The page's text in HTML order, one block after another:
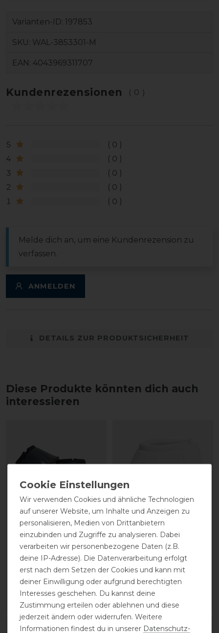
Varianten-ID: 197853
SKU: WAL-3853301-M
EAN: 4043969311707
Kundenrezensionen (0)
5
0
4
0
3
0
2
0
1
0
Melde dich an, um eine Kundenrezension zu
verfassen.
ANMELDEN
DETAILS ZUR PRODUKTSICHERHEIT
Diese Produkte könnten dich auch
interessieren
Back on Track
Hufglocken
44,90 € *
Paar
ARTIKEL MERKEN
Euroriding Hufglocken
Neopren mit Klett
11,65 € *
1 Paar
ARTIKEL MERKEN
Wir verwenden Cookies und ähnliche Technologien
auf unserer Website, um Inhalte und Anzeigen zu
personalisieren, Medien von Drittanbietern
einzubinden und Zugriffe zu analysieren. Dabei
verarbeiten wir personenbezogene Daten (z.B.
deine IP-Adresse). Die Datenverarbeitung erfolgt
erst nach dem Setzen der Cookies und kann mit
deiner Einwilligung oder aufgrund berechtigten
Interesses geschehen. Du kannst deine
Zustimmung erteilen oder ablehnen und diese
jederzeit ändern oder widerrufen. Weitere
Informationen findest du in unserer Daten­schutz­